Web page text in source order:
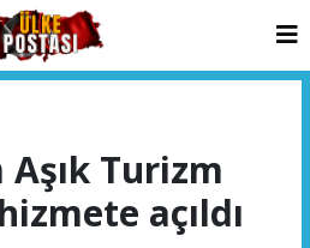
Turizm
açıldı